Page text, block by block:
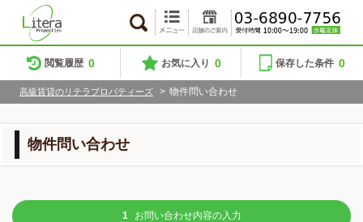
閲覧履歴 0 お気に入り 0 保存した条件 0
高級賃貸のリテラプロパティーズ > 物件問い合わせ
物件問い合わせ
1 お問い合わせ内容の入力